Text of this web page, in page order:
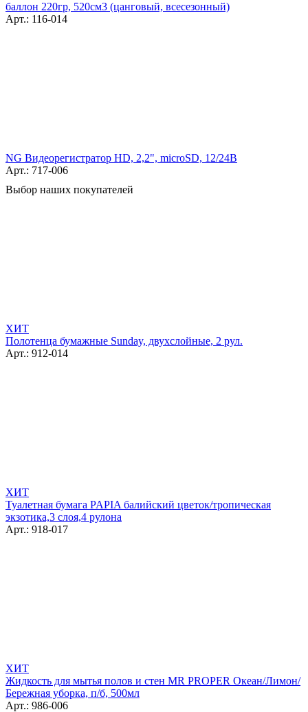
баллон 220гр, 520см3 (цанговый, всесезонный)
Арт.: 116-014
NG Видеорегистратор HD, 2,2", microSD, 12/24В
Арт.: 717-006
Выбор наших покупателей
ХИТ
Полотенца бумажные Sunday, двухслойные, 2 рул.
Арт.: 912-014
ХИТ
Туалетная бумага PAPIA балийский цветок/тропическая
экзотика,3 слоя,4 рулона
Арт.: 918-017
ХИТ
Жидкость для мытья полов и стен MR PROPER Океан/Лимон/
Бережная уборка, п/б, 500мл
Арт.: 986-006